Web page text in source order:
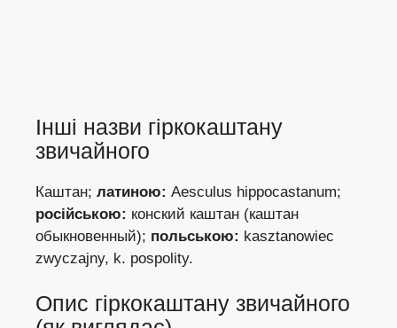
Інші назви гіркокаштану
звичайного
Каштан; латиною: Aesculus hippocastanum;
російською: конский каштан (каштан
обыкновенный); польською: kasztanowiec
zwyczajny, k. pospolity.
Опис гіркокаштану звичайного